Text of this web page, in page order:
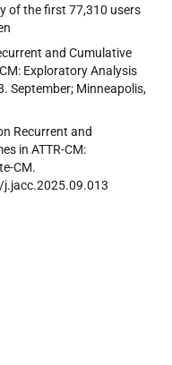
of the first 77,310 users
and Cumulative
Exploratory Analysis
September; Minneapolis,
Recurrent and
in ATTR-CM:
CM.